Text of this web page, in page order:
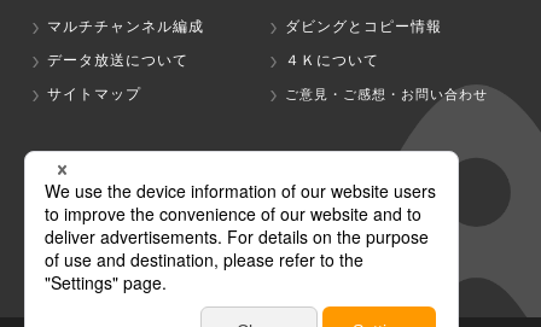
マルチチャンネル編成
ダビングとコピー情報
データ放送について
４Ｋについて
サイトマップ
ご意見・ご感想・お問い合わせ
グループ会社
テレビ朝日 テレ朝チャンネル